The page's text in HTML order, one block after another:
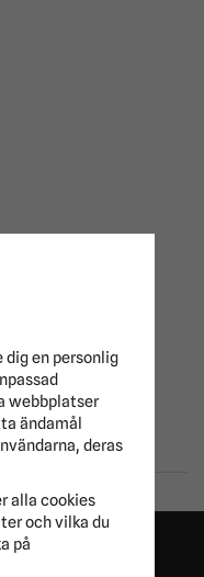
dig en personlig
webbplatser
ändamål
deras
alla cookies
och vilka du
på